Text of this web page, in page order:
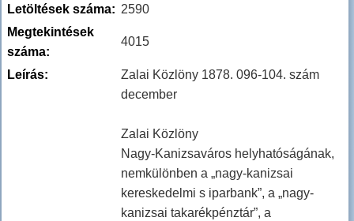
Letöltések száma: 2590
Megtekintések
száma:
4015
Leírás:
Zalai Közlöny 1878. 096-104. szám
december
Zalai Közlöny
Nagy-Kanizsaváros helyhatóságának,
nemkülönben a „nagy-kanizsai
kereskedelmi s iparbank”, a „nagy-
kanizsai takarékpénztár”, a